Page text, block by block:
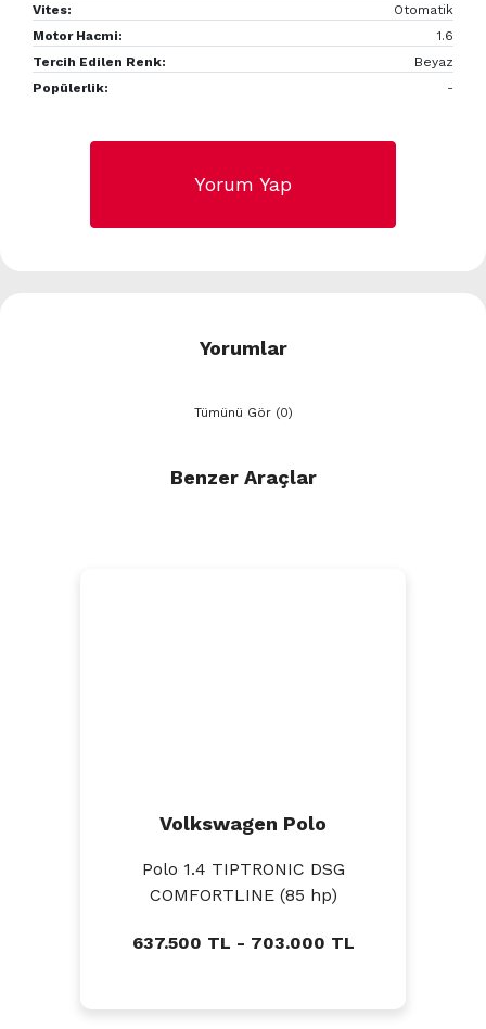
Vites:
Otomatik
Motor Hacmi:
1.6
Tercih Edilen Renk:
Beyaz
Popülerlik:
-
Yorum Yap
Yorumlar
Tümünü Gör (0)
Benzer Araçlar
Volkswagen Polo
Polo 1.4 TIPTRONIC DSG
COMFORTLINE (85 hp)
637.500 TL - 703.000 TL